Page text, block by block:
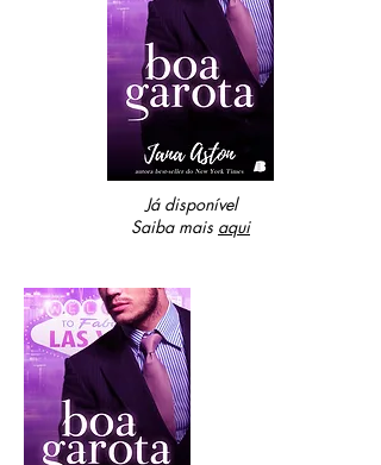
Já disponível
Saiba mais aqui